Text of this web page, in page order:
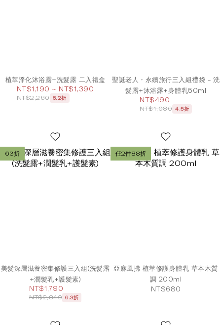
植萃淨化沐浴露+洗髮露 二入禮盒
NT$1,190 ~ NT$1,390
NT$2,260 6.2折
聖誕老人・永續旅行三入組禮袋 - 洗
髮露+沐浴露+身體乳50ml
NT$490
NT$1,080 4.5折
63折
美髮深層滋養密集修護三入組(洗髮露
+潤髮乳+護髮素)
NT$1,790
NT$2,840 6.3折
任2件88折
亞麻風拂 植萃修護身體乳 草本木質
調 200ml
NT$680